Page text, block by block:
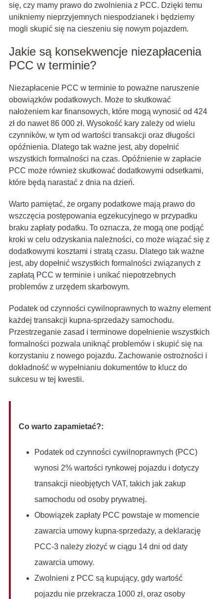
się, czy mamy prawo do zwolnienia z PCC. Dzięki temu
unikniemy nieprzyjemnych niespodzianek i będziemy
mogli skupić się na cieszeniu się nowym pojazdem.
Jakie są konsekwencje niezapłacenia
PCC w terminie?
Niezapłacenie PCC w terminie to poważne naruszenie
obowiązków podatkowych. Może to skutkować
nałożeniem kar finansowych, które mogą wynosić od 424
zł do nawet 86 000 zł. Wysokość kary zależy od wielu
czynników, w tym od wartości transakcji oraz długości
opóźnienia. Dlatego tak ważne jest, aby dopełnić
wszystkich formalności na czas. Opóźnienie w zapłacie
PCC może również skutkować dodatkowymi odsetkami,
które będą narastać z dnia na dzień.
Warto pamiętać, że organy podatkowe mają prawo do
wszczęcia postępowania egzekucyjnego w przypadku
braku zapłaty podatku. To oznacza, że mogą one podjąć
kroki w celu odzyskania należności, co może wiązać się z
dodatkowymi kosztami i stratą czasu. Dlatego tak ważne
jest, aby dopełnić wszystkich formalności związanych z
zapłatą PCC w terminie i unikać niepotrzebnych
problemów z urzędem skarbowym.
Podatek od czynności cywilnoprawnych to ważny element
każdej transakcji kupna-sprzedaży samochodu.
Przestrzeganie zasad i terminowe dopełnienie wszystkich
formalności pozwala uniknąć problemów i skupić się na
korzystaniu z nowego pojazdu. Zachowanie ostrożności i
dokładność w wypełnianiu dokumentów to klucz do
sukcesu w tej kwestii.
Co warto zapamietać?:
Podatek od czynności cywilnoprawnych (PCC)
wynosi 2% wartości rynkowej pojazdu i dotyczy
transakcji nieobjętych VAT, takich jak zakup
samochodu od osoby prywatnej.
Obowiązek zapłaty PCC powstaje w momencie
zawarcia umowy kupna-sprzedaży, a deklarację
PCC-3 należy złożyć w ciągu 14 dni od daty
zawarcia umowy.
Zwolnieni z PCC są kupujący, gdy wartość
pojazdu nie przekracza 1000 zł, oraz osoby